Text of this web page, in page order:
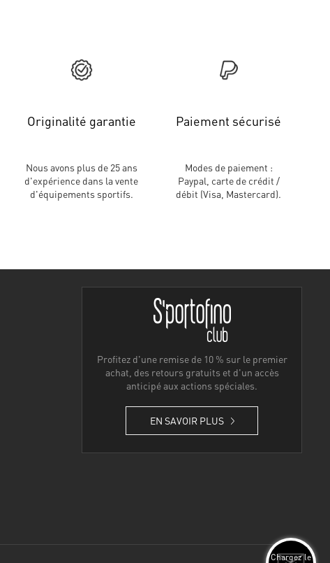
Originalité garantie
Nous avons plus de 25 ans
d'expérience dans la vente
d'équipements sportifs.
Paiement sécurisé
Modes de paiement :
Paypal, carte de crédit /
débit (Visa, Mastercard).
Profitez d'une remise de 10 % sur le premier
achat, des retours gratuits et d'un accès
anticipé aux actions spéciales.
EN SAVOIR PLUS
Chargez le